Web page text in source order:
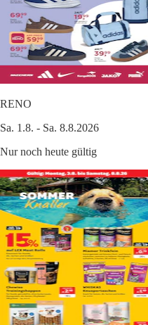
RENO
Sa. 1.8. - Sa. 8.8.2026
Nur noch heute gültig